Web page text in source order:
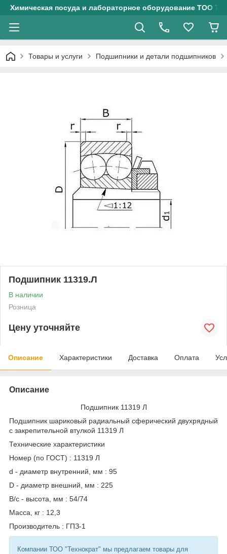
Химическая посуда и лабораторное оборудование ТОО
Товары и услуги Подшипники и детали подшипников
Подшипник 11319.Л
В наличии
Розница
Цену уточняйте
Описание Характеристики Доставка Оплата
Описание
Подшипник 11319 Л
Подшипник шариковый радиальный сферический двухрядный
с закрепительной втулкой 11319 Л
Технические характеристики
Номер (по ГОСТ) : 11319 Л
d - диаметр внутренний, мм : 95
D - диаметр внешний, мм : 225
B/c - высота, мм : 54/74
Масса, кг : 12,3
Производитель : ГПЗ-1
Компании ТОО "Технократ" мы предлагаем товары для